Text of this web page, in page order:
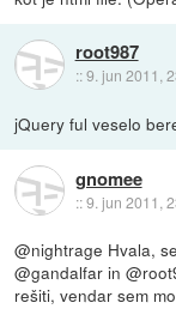
root987
::9. jun 2011,
jQuery ful veselo
gnomee
::9. jun 2011,
@nightrage Hvala,
@gandalfar in
rešiti, vendar sem